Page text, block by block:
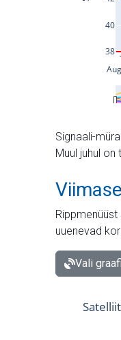
Signaali-
Muul juhul on
uuenevad
Vali